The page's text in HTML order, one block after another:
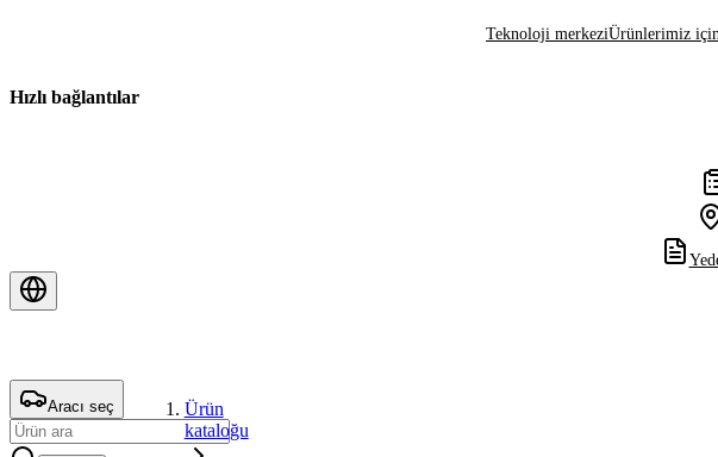
Teknoloji merkeziÜrünlerimiz için
Hızlı bağlantılar
Aracı seç
Ürün
kataloğu